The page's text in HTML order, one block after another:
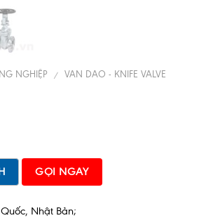
NGHIỆP / VAN DAO - KNIFE VALVE
GỌI NGAY
Nhật Bản;